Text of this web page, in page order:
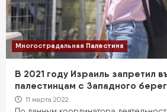
Многострадальная Палестина
В 2021 году Израиль запретил
палестинцам с Западного
11 марта 2022